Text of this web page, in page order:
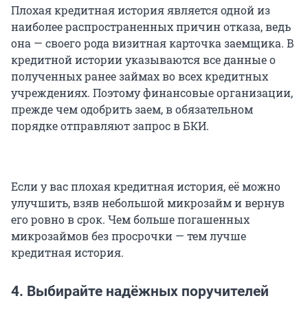
Плохая кредитная история является одной из
наиболее распространенных причин отказа, ведь
она — своего рода визитная карточка заемщика. В
кредитной истории указываются все данные о
полученных ранее займах во всех кредитных
учреждениях. Поэтому финансовые организации,
прежде чем одобрить заем, в обязательном
порядке отправляют запрос в БКИ.
Если у вас плохая кредитная история, её можно
улучшить, взяв небольшой микрозайм и вернув
его ровно в срок. Чем больше погашенных
микрозаймов без просрочки — тем лучше
кредитная история.
4. Выбирайте надёжных поручителей